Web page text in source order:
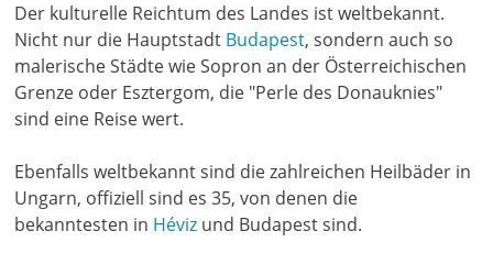
Der kulturelle Reichtum des Landes ist weltbekannt.
Nicht nur die Hauptstadt Budapest, sondern auch so
malerische Städte wie Sopron an der Österreichischen
Grenze oder Esztergom, die "Perle des Donauknies"
sind eine Reise wert.
Ebenfalls weltbekannt sind die zahlreichen Heilbäder in
Ungarn, offiziell sind es 35, von denen die
bekanntesten in Héviz und Budapest sind.